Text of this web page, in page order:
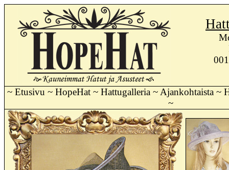
~ Etusivu ~ HopeHat~ Hattugalleria~ Ajankohtaista~
~